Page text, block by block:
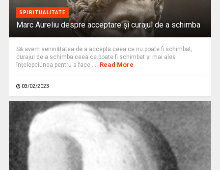
SPIRITUALITATE
Marc Aureliu despre acceptare şi curajul de a schimba
Să avem seninătatea de a accepta ceea ce nu poate fi schimbat,
curajul de a schimba ceea ce poate fi schimbat şi mai ales
înţelepciunea pentru a face ...
Read More
03/02/2023